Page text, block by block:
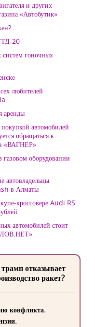
и других
«Автобутик»
20
гоночных
любителей
аренды
автомобилей
обращаться к
«ВАГНЕР»
оборудовании
автовладельцы
в Алматы
кроссовере Audi RS
автомобилей стоит
отказывает
ракет?
конфликта.